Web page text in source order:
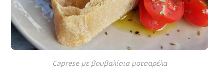
Caprese με βουβαλίσια μοτσαρέλα